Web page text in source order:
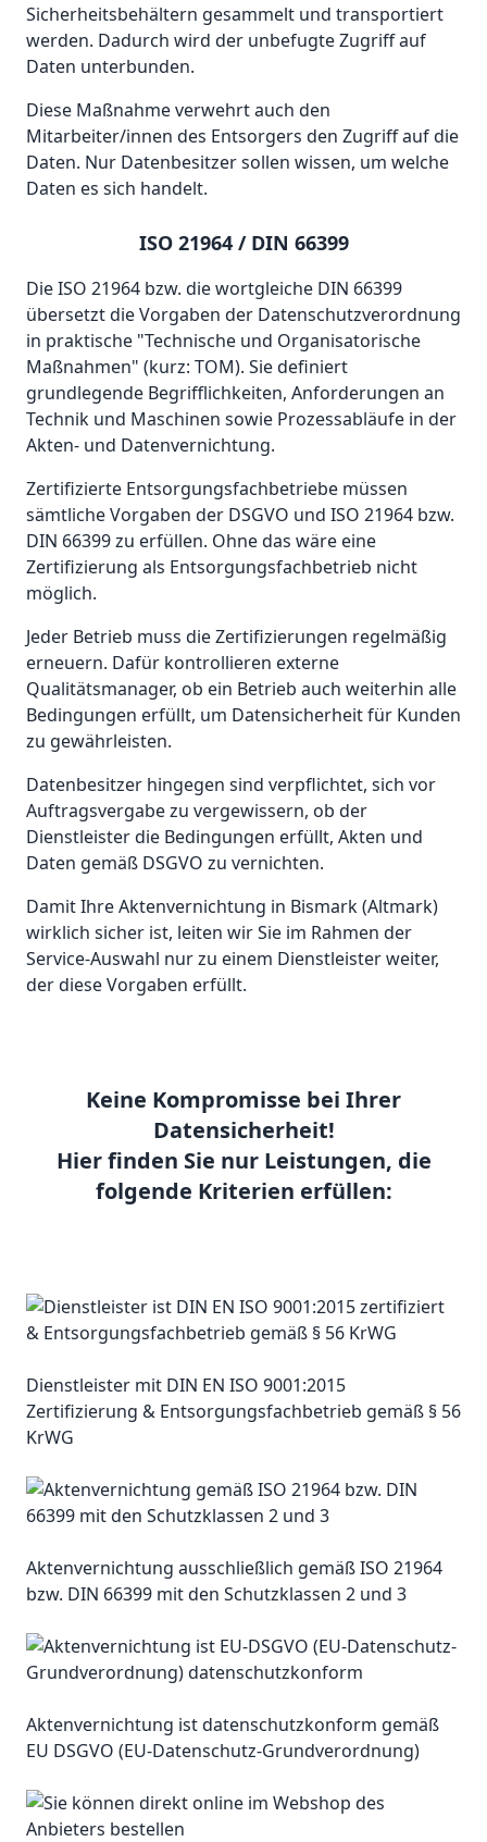
Sicherheitsbehältern gesammelt und transportiert
werden. Dadurch wird der unbefugte Zugriff auf
Daten unterbunden.
Diese Maßnahme verwehrt auch den
Mitarbeiter/innen des Entsorgers den Zugriff auf die
Daten. Nur Datenbesitzer sollen wissen, um welche
Daten es sich handelt.
ISO 21964 / DIN 66399
Die ISO 21964 bzw. die wortgleiche DIN 66399
übersetzt die Vorgaben der Datenschutzverordnung
in praktische "Technische und Organisatorische
Maßnahmen" (kurz: TOM). Sie definiert
grundlegende Begrifflichkeiten, Anforderungen an
Technik und Maschinen sowie Prozessabläufe in der
Akten- und Datenvernichtung.
Zertifizierte Entsorgungsfachbetriebe müssen
sämtliche Vorgaben der DSGVO und ISO 21964 bzw.
DIN 66399 zu erfüllen. Ohne das wäre eine
Zertifizierung als Entsorgungsfachbetrieb nicht
möglich.
Jeder Betrieb muss die Zertifizierungen regelmäßig
erneuern. Dafür kontrollieren externe
Qualitätsmanager, ob ein Betrieb auch weiterhin alle
Bedingungen erfüllt, um Datensicherheit für Kunden
zu gewährleisten.
Datenbesitzer hingegen sind verpflichtet, sich vor
Auftragsvergabe zu vergewissern, ob der
Dienstleister die Bedingungen erfüllt, Akten und
Daten gemäß DSGVO zu vernichten.
Damit Ihre Aktenvernichtung in Bismark (Altmark)
wirklich sicher ist, leiten wir Sie im Rahmen der
Service-Auswahl nur zu einem Dienstleister weiter,
der diese Vorgaben erfüllt.
Keine Kompromisse bei Ihrer
Datensicherheit!
Hier finden Sie nur Leistungen, die
folgende Kriterien erfüllen:
Dienstleister mit DIN EN ISO 9001:2015
Zertifizierung & Entsorgungsfachbetrieb gemäß § 56
KrWG
Aktenvernichtung ausschließlich gemäß ISO 21964
bzw. DIN 66399 mit den Schutzklassen 2 und 3
Aktenvernichtung ist datenschutzkonform gemäß
EU DSGVO (EU-Datenschutz-Grundverordnung)